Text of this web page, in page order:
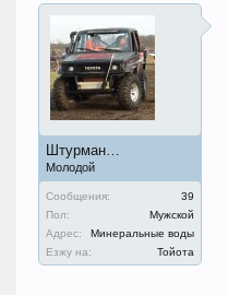
Штурман…
Молодой
Сообщения:
39
Пол:
Мужской
Адрес:
Минеральные воды
Езжу на:
Тойота